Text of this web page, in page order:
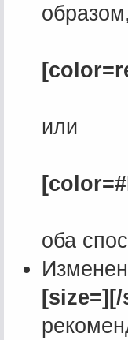
или
оба
[size=][/